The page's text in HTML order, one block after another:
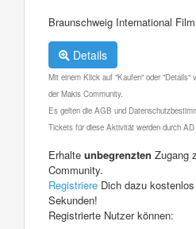
Braunschweig International
Details
Mit einem Klick auf "Kaufen" oder "Details"
der Makis Community.
Es gelten die AGB und
Tickets für diese Aktivität werden durch
Erhalte unbegrenzten Zugang
Community.
Registriere Dich dazu
Sekunden!
Registrierte Nutzer können: